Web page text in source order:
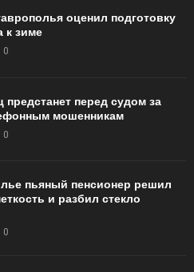
оценил подготовку
к зиме
0
предстанет перед судом за
мошенникам
0
пьяный пенсионер решил
и разбил стекло
0